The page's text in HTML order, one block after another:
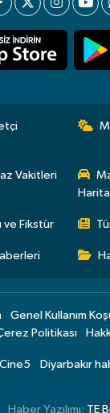
Vakitleri
ve Fikstür
Genel Kullanım
Politikası
Cine5 Diyarbakır
Haber Yazılımı: TE